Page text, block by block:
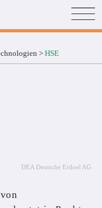
> HSE
DEA Deutsche Erdoel AG